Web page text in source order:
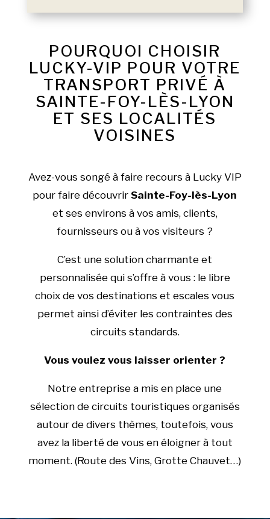
POURQUOI CHOISIR
LUCKY-VIP POUR VOTRE
TRANSPORT PRIVÉ À
SAINTE-FOY-LÈS-LYON
ET SES LOCALITÉS
VOISINES
Avez-vous songé à faire recours à Lucky VIP
pour faire découvrirSainte-Foy-lès-Lyon
et ses environs à vos amis, clients,
fournisseurs ou à vos visiteurs ?
C’est une solution charmante et
personnalisée qui s’offre à vous : le libre
choix de vos destinations et escales vous
permet ainsi d’éviter les contraintes des
circuits standards.
Vous voulez vous laisser orienter ?
Notre entreprise a mis en place une
sélection de circuits touristiques organisés
autour de divers thèmes, toutefois, vous
avez la liberté de vous en éloigner à tout
moment. (Route des Vins, Grotte Chauvet…)